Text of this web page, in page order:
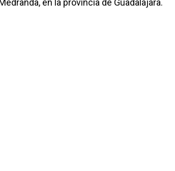
en la provincia de Guadalajara.